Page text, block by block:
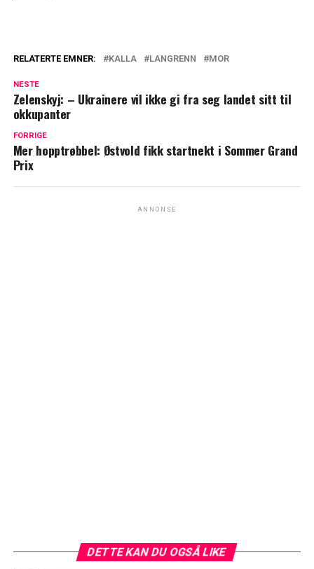
RELATERTE EMNER: KALLA LANGRENN MOR
NESTE
Zelenskyj: – Ukrainere vil ikke gi fra seg landet sitt til
okkupanter
FORRIGE
Mer hopptrøbbel: Østvold fikk startnekt i Sommer Grand
Prix
ANNONSE
DETTE KAN DU OGSÅ LIKE